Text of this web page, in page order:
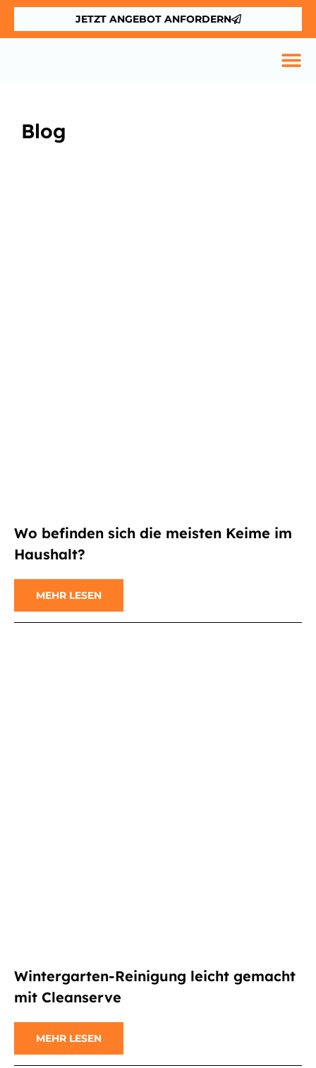
JETZT ANGEBOT ANFORDERN
Blog
Wo befinden sich die meisten Keime im
Haushalt?
MEHR LESEN
Wintergarten-Reinigung leicht gemacht
mit Cleanserve
MEHR LESEN